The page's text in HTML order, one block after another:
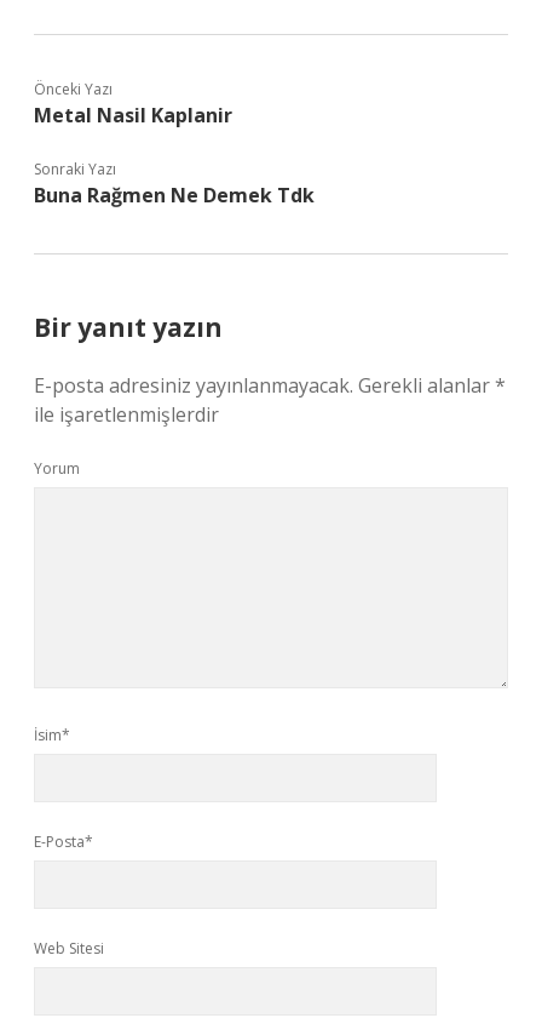
Önceki Yazı
Metal Nasil Kaplanir
Sonraki Yazı
Buna Rağmen Ne Demek Tdk
Bir yanıt yazın
E-posta adresiniz yayınlanmayacak. Gerekli alanlar*
ile işaretlenmişlerdir
Yorum
İsim*
E-Posta*
Web Sitesi